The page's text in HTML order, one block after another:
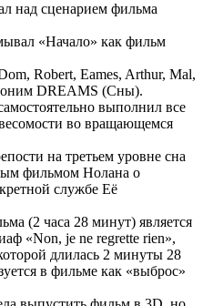
над сценарием фильма
«Начало» как фильм
Robert, Eames, Arthur, Mal,
DREAMS (Сны).
выполнил все
во вращающемся
на третьем уровне сна
фильмом Нолана о
службе Её
(2 часа 28 минут) является
«Non, je ne regrette rien»,
длилась 2 минуты 28
в фильме как «выброс»